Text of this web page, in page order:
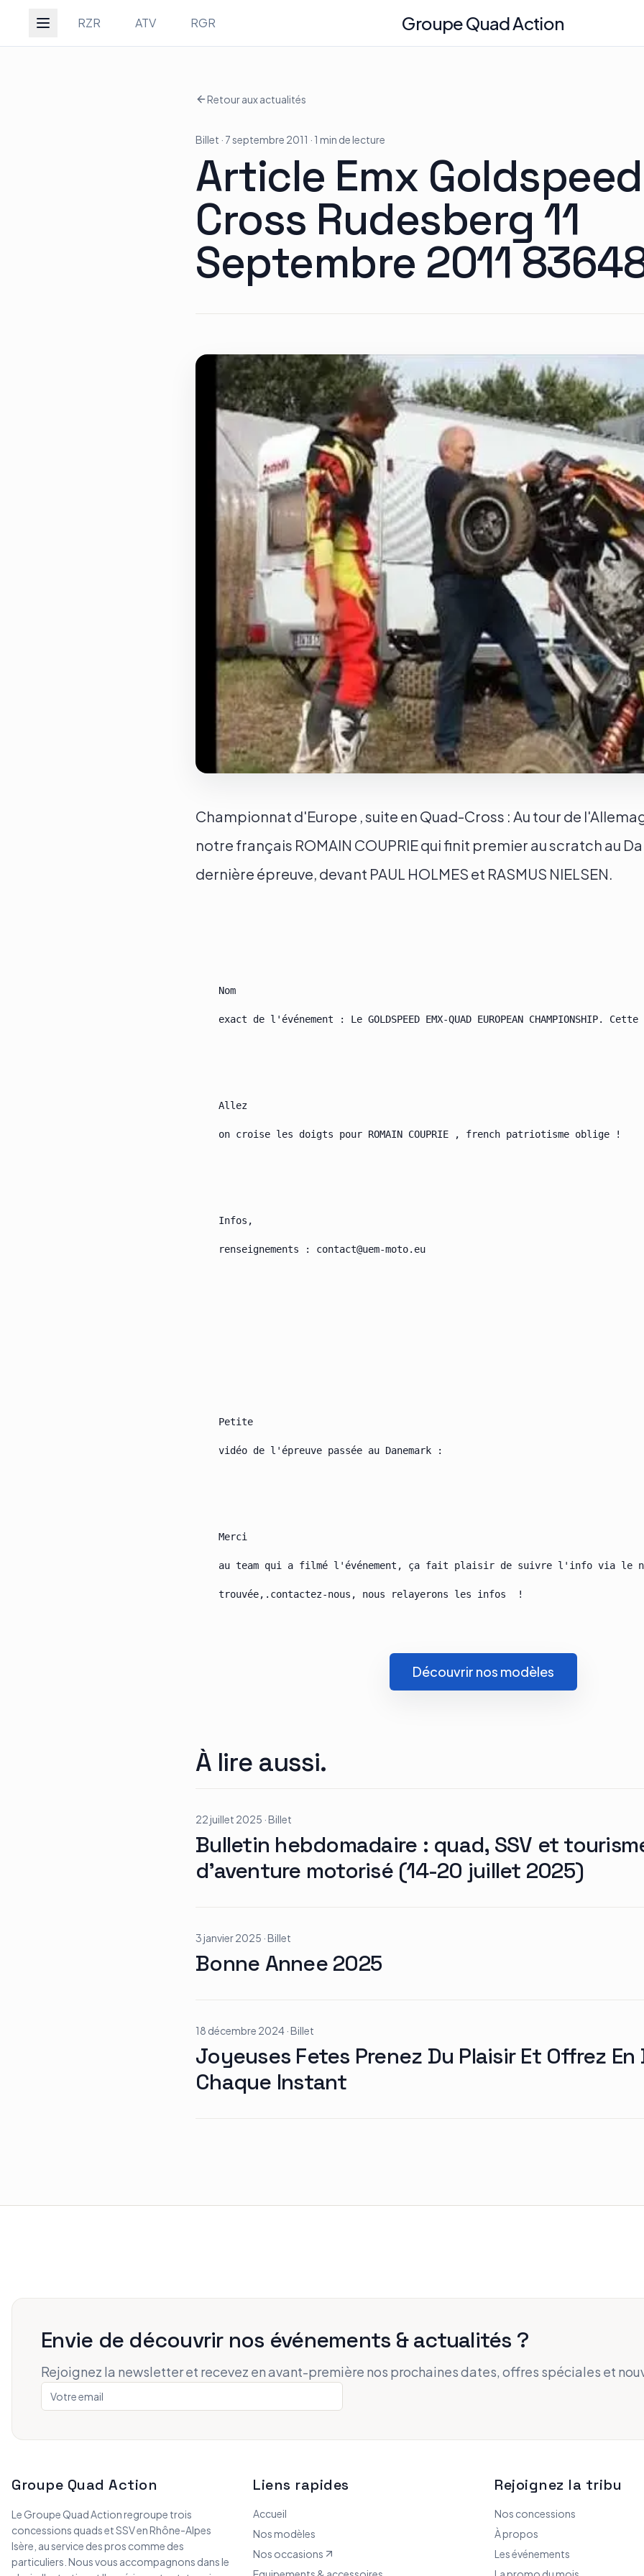
RZR ATV RGR Groupe Quad Action
Groupe Quad Action
Retour aux actualités
Billet · 7 septembre 2011 · 1 min de lecture
Article Emx
Cross Rudesberg 11
Septembre 2011
Championnat d'Europe , suite en Quad-Cross : Au tour de
notre français ROMAIN COUPRIE qui finit premier au scratch au
dernière épreuve, devant PAUL HOLMES et RASMUS NIELSEN.
    Nom
exact de l'événement : Le GOLDSPEED EMX-QUAD EUROPEAN CHAMPIONSHIP.
    Allez
    on croise les doigts pour ROMAIN COUPRIE , french patriotisme oblige !
    Infos,
    renseignements : contact@uem-moto.eu
    Petite
    vidéo de l'épreuve passée au Danemark :
    Merci
au team qui a filmé l'événement, ça fait plaisir de suivre l'info via
Découvrir nos modèles
À lire aussi.
22 juillet 2025 ·Billet
Bulletin hebdomadaire : quad, SSV et
d’aventure motorisé (14-20 juillet 2025)
3 janvier 2025 ·Billet
Bonne Annee 2025
18 décembre 2024·Billet
Joyeuses Fetes Prenez Du Plaisir Et Offrez En
Chaque Instant
Envie de découvrir nos événements & actualités ?
Rejoignez la newsletter et recevez en avant-première nos prochaines dates, offres spéciales et
Groupe Quad Action
Le Groupe Quad Action regroupe trois
concessions quads et SSV en Rhône-Alpes
Isère, au service des pros comme des
particuliers. Nous vous accompagnons dans le
Liens rapides
Accueil
Nos modèles
Nos occasions
Rejoignez la tribu
Nos concessions
À propos
Les événements